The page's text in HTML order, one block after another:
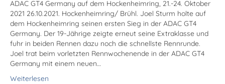
ADAC GT4 Germany auf dem Hockenheimring, 21.-24. Oktober
2021 26.10.2021. Hockenheimring/ Brühl. Joel Sturm holte auf
dem Hockenheimring seinen ersten Sieg in der ADAC GT4
Germany. Der 19-Jährige zeigte erneut seine Extraklasse und
fuhr in beiden Rennen dazu noch die schnellste Rennrunde.
Joel trat beim vorletzten Rennwochenende in der ADAC GT4
Germany mit einem neuen…
Weiterlesen